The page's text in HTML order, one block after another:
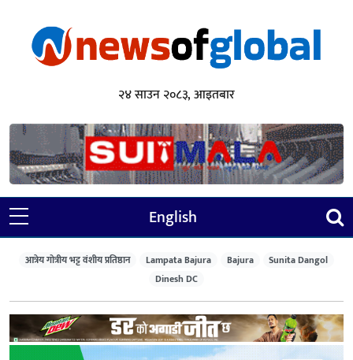
२४ साउन २०८३, आइतबार
English
आत्रेय गोत्रीय भट्ट वंशीय प्रतिष्ठान Lampata Bajura Bajura
Sunita Dangol
Dinesh DC